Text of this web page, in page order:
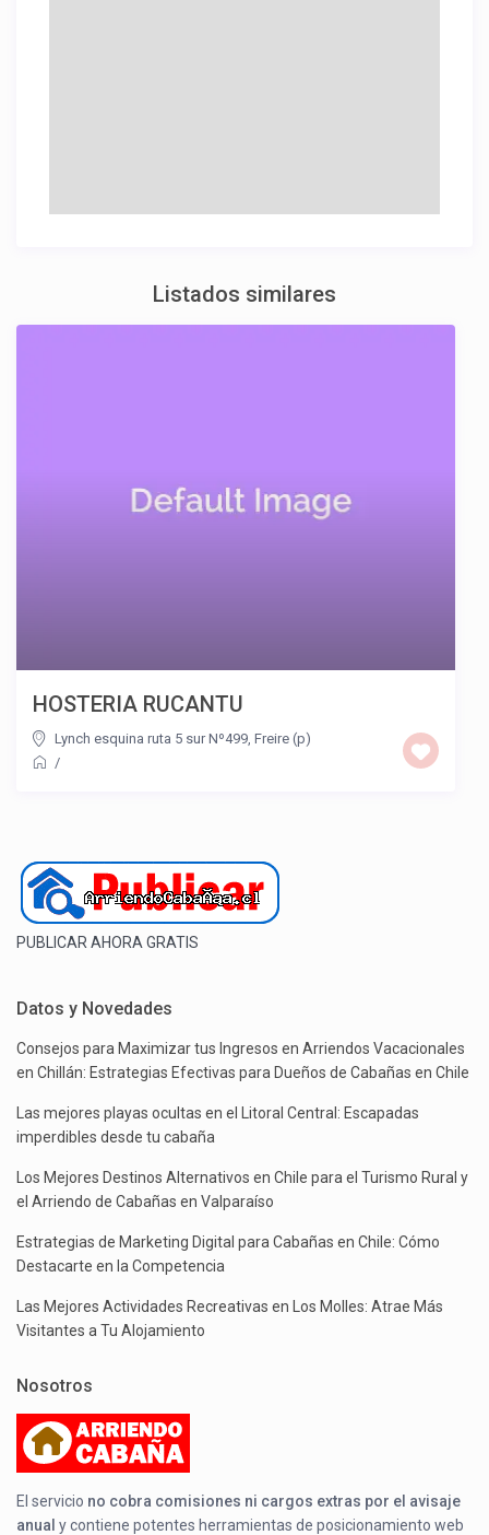
Listados similares
HOSTERIA RUCANTU
Lynch esquina ruta 5 sur Nº499, Freire (p)
/
PUBLICAR AHORA GRATIS
Datos y Novedades
Consejos para Maximizar tus Ingresos en Arriendos Vacacionales
en Chillán: Estrategias Efectivas para Dueños de Cabañas en Chile
Las mejores playas ocultas en el Litoral Central: Escapadas
imperdibles desde tu cabaña
Los Mejores Destinos Alternativos en Chile para el Turismo Rural y
el Arriendo de Cabañas en Valparaíso
Estrategias de Marketing Digital para Cabañas en Chile: Cómo
Destacarte en la Competencia
Las Mejores Actividades Recreativas en Los Molles: Atrae Más
Visitantes a Tu Alojamiento
Nosotros
El servicio no cobra comisiones ni cargos extras por el avisaje
anual y contiene potentes herramientas de posicionamiento web